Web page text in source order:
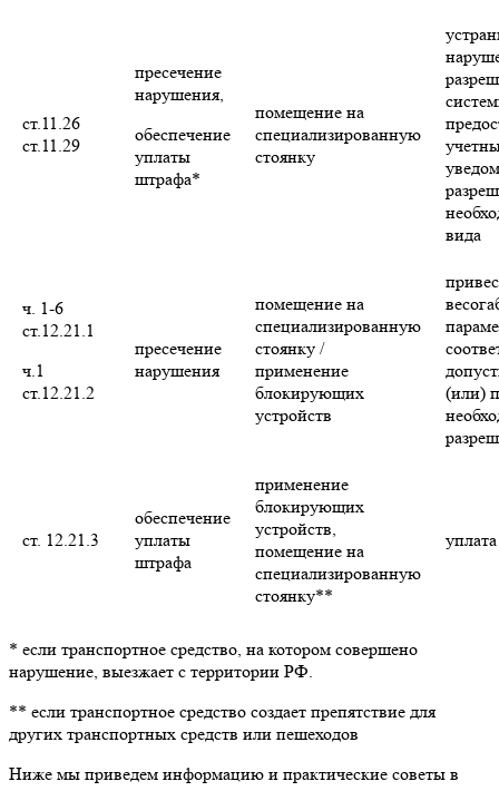
ст.11.26
ст.11.29
пресечение
нарушения,
обеспечение
уплаты
штрафа*
помещение на
специализированную
стоянку
вида
ч. 1-6
ст.12.21.1
ч.1
ст.12.21.2
пресечение
нарушения
помещение на
специализированную
стоянку /
применение
блокирующих
устройств
(или)
ст. 12.21.3
обеспечение
уплаты
штрафа
применение
блокирующих
устройств,
помещение на
специализированную
стоянку**
* если транспортное средство, на котором совершено
нарушение, выезжает с территории РФ.
** если транспортное средство создает препятствие для
других транспортных средств или пешеходов
Ниже мы приведем информацию и практические советы в